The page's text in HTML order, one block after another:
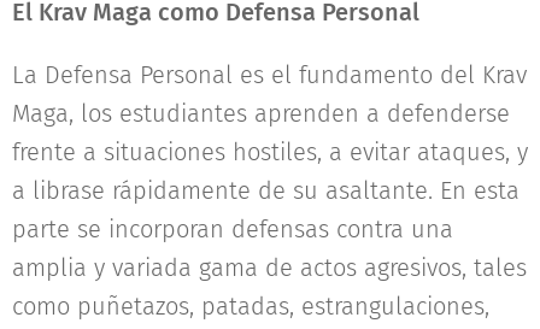
El Krav Maga como Defensa Personal
La Defensa Personal es el fundamento del Krav
Maga, los estudiantes aprenden a defenderse
frente a situaciones hostiles, a evitar ataques, y
a librase rápidamente de su asaltante. En esta
parte se incorporan defensas contra una
amplia y variada gama de actos agresivos, tales
como puñetazos, patadas, estrangulaciones,